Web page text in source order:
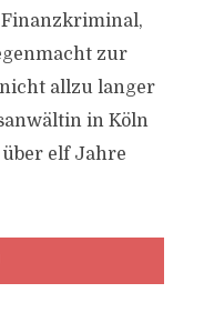
Finanzkriminal,
zur
allzu langer
in Köln
elf Jahre